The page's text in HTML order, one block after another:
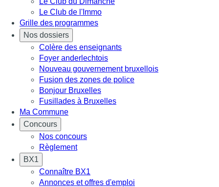
Le Club de l'Immo
Grille des programmes
Nos dossiers
Colère des enseignants
Foyer anderlechtois
Nouveau gouvernement bruxellois
Fusion des zones de police
Bonjour Bruxelles
Fusillades à Bruxelles
Ma Commune
Concours
Nos concours
Règlement
BX1
Connaître BX1
Annonces et offres d'emploi